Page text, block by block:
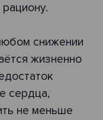
снижении
жизненно
сердца,
не меньше